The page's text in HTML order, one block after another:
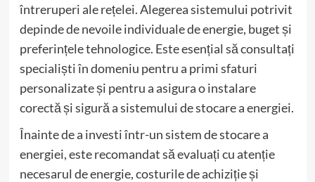
întreruperi ale rețelei. Alegerea sistemului potrivit
depinde de nevoile individuale de energie, buget și
preferințele tehnologice. Este esențial să consultați
specialiști în domeniu pentru a primi sfaturi
personalizate și pentru a asigura o instalare
corectă și sigură a sistemului de stocare a energiei.
Înainte de a investi într-un sistem de stocare a
energiei, este recomandat să evaluați cu atenție
necesarul de energie, costurile de achiziție și